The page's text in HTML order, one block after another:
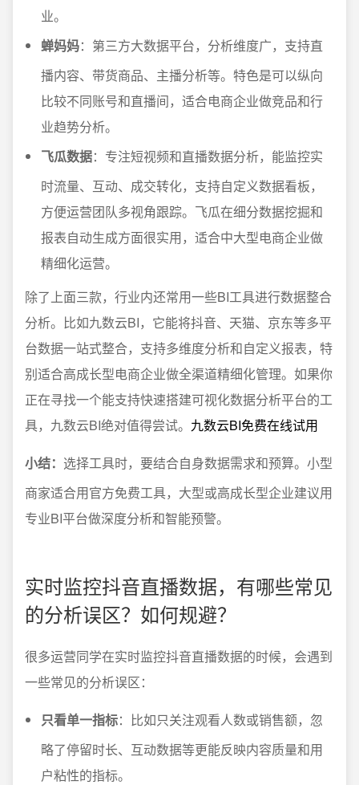
业。
蝉妈妈：第三方大数据平台，分析维度广，支持直
播内容、带货商品、主播分析等。特色是可以纵向
比较不同账号和直播间，适合电商企业做竞品和行
业趋势分析。
飞瓜数据：专注短视频和直播数据分析，能监控实
时流量、互动、成交转化，支持自定义数据看板，
方便运营团队多视角跟踪。飞瓜在细分数据挖掘和
报表自动生成方面很实用，适合中大型电商企业做
精细化运营。
除了上面三款，行业内还常用一些BI工具进行数据整合
分析。比如九数云BI，它能将抖音、天猫、京东等多平
台数据一站式整合，支持多维度分析和自定义报表，特
别适合高成长型电商企业做全渠道精细化管理。如果你
正在寻找一个能支持快速搭建可视化数据分析平台的工
具，九数云BI绝对值得尝试。 九数云BI免费在线试用
小结： 选择工具时，要结合自身数据需求和预算。小型
商家适合用官方免费工具，大型或高成长型企业建议用
专业BI平台做深度分析和智能预警。
实时监控抖音直播数据，有哪些常见
的分析误区？如何规避？
很多运营同学在实时监控抖音直播数据的时候，会遇到
一些常见的分析误区：
只看单一指标：比如只关注观看人数或销售额，忽
略了停留时长、互动数据等更能反映内容质量和用
户粘性的指标。